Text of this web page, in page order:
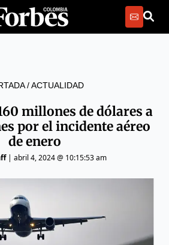
/ACTUALIDAD
millones de dólares a
por el incidente aéreo
de enero
| abril 4, 2024 @ 10:15:53 am